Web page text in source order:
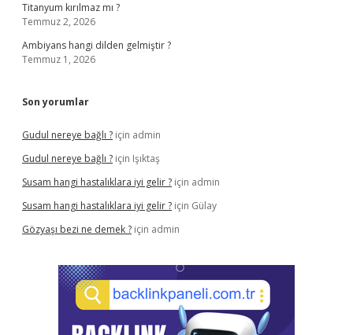
Titanyum kırılmaz mı ?
Temmuz 2, 2026
Ambiyans hangi dilden gelmiştir ?
Temmuz 1, 2026
Son yorumlar
Gudul nereye bağlı ? için admin
Gudul nereye bağlı ? için Işıktaş
Susam hangi hastalıklara iyi gelir ? için admin
Susam hangi hastalıklara iyi gelir ? için Gülay
Gözyaşı bezi ne demek ? için admin